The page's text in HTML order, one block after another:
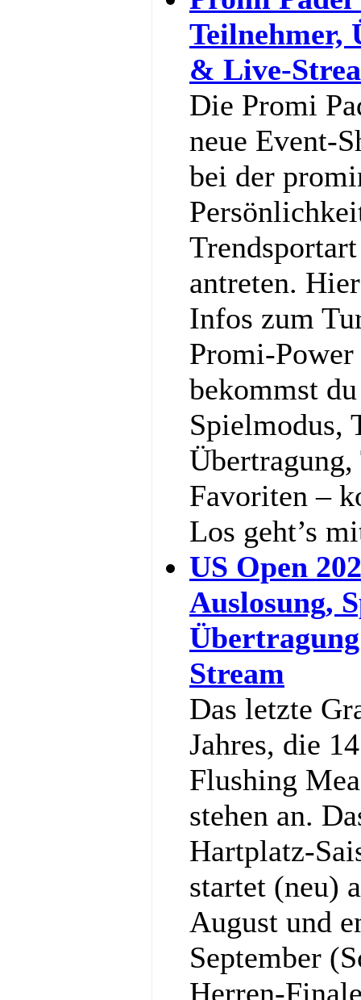
Teilnehmer,
& Live-
Die Promi
neue Event-
bei der
antreten.
Infos zum
Promi-
bekommst
Spielmodus,
Favoriten –
Los geht’s
US Open
Auslosung,
Stream
Das letzte
Jahres, die
Flushing
stehen an.
Hartplatz-
startet (neu)
August und
September
Herren-